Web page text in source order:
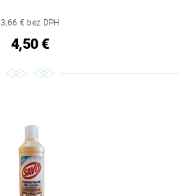
3,66 € bez DPH
4,50 €